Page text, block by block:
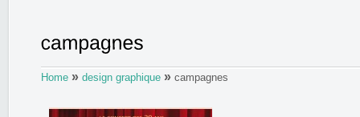
Home » design graphique » campagnes